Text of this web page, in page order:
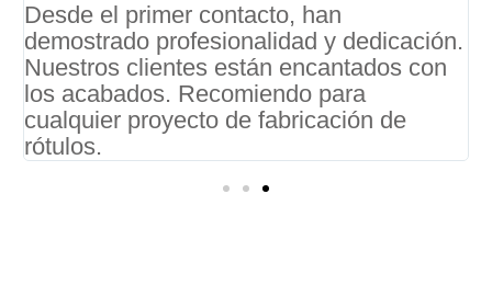
Desde el primer contacto, han
demostrado profesionalidad y dedicación.
Nuestros clientes están encantados con
los acabados. Recomiendo para
cualquier proyecto de fabricación de
rótulos.